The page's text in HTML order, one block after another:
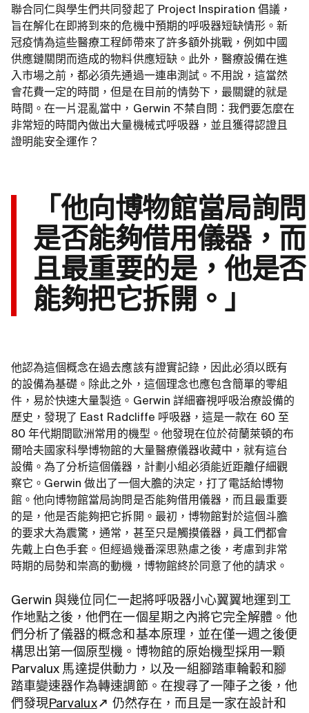
聯合同仁與學生們共同發起了 Project Inspiration 倡議，
旨在解化在即將到來的危機中預期的呼吸器短缺情形。新
冠疫情為這些醫療工程師帶來了許多額外挑戰，例如中國
供應鏈關閉而造成的物料供應短缺。此外，醫療設備在進
入市場之前，都必須先通過一連串測試。不用說，這當然
會花費一定的時間，但是在目前的情勢下，最關鍵的就是
時間。在一片混亂當中，Gerwin 不禁自問：我們要怎麼在
非常短的時間內做出大量機械式呼吸器，並且獲得認證且
證明能安全運作？
「他向博物館當局詢問
是否能夠借用儀器，而
且最重要的是，他是否
能夠把它拆開。」
他認為這個概念在過去應該有證實記錄，因此必須以既有
的設備為基礎。除此之外，這個理念也應包含簡單的零組
件，易於快速大量製造。Gerwin 詳細審視呼吸治療設備的
歷史，發現了 East Radcliffe 呼吸器，這是一款在 60 至
80 年代期間歐洲常用的機型。他發現在位於荷蘭萊頓的布
爾哈夫國家科學博物館的大量醫療儀器收藏中，就有這台
設備。為了分析這個儀器，計劃小組必須能近距離仔細觀
察它。Gerwin 做出了一個大膽的決定，打了電話給博物
館。他向博物館當局詢問是否能夠借用儀器，而且最重要
的是，他是否能夠把它拆開。最初，博物館對於這個斗膽
的要求大為震驚，通常，甚至只是觸摸儀器，員工們都會
先戴上白色手套。但經過幾番深思熟慮之後，考慮到非常
時期的局勢和崇高的動機，博物館終於同意了他的請求。
Gerwin 與幾位同仁一起將呼吸器小心翼翼地運到工
作地點之後，他們在一個星期之內將它完全解體。他
們分析了儀器的概念和基本原理，並在僅一週之後便
構思出第一個原型機。博物館的原始機型採用一顆
Parvalux 馬達提供動力，以及一組腳踏車輪轂和腳
踏車變速器作為轉速調節。在搜尋了一陣子之後，他
們發現Parvalux 仍然存在，而且是一家在設計和